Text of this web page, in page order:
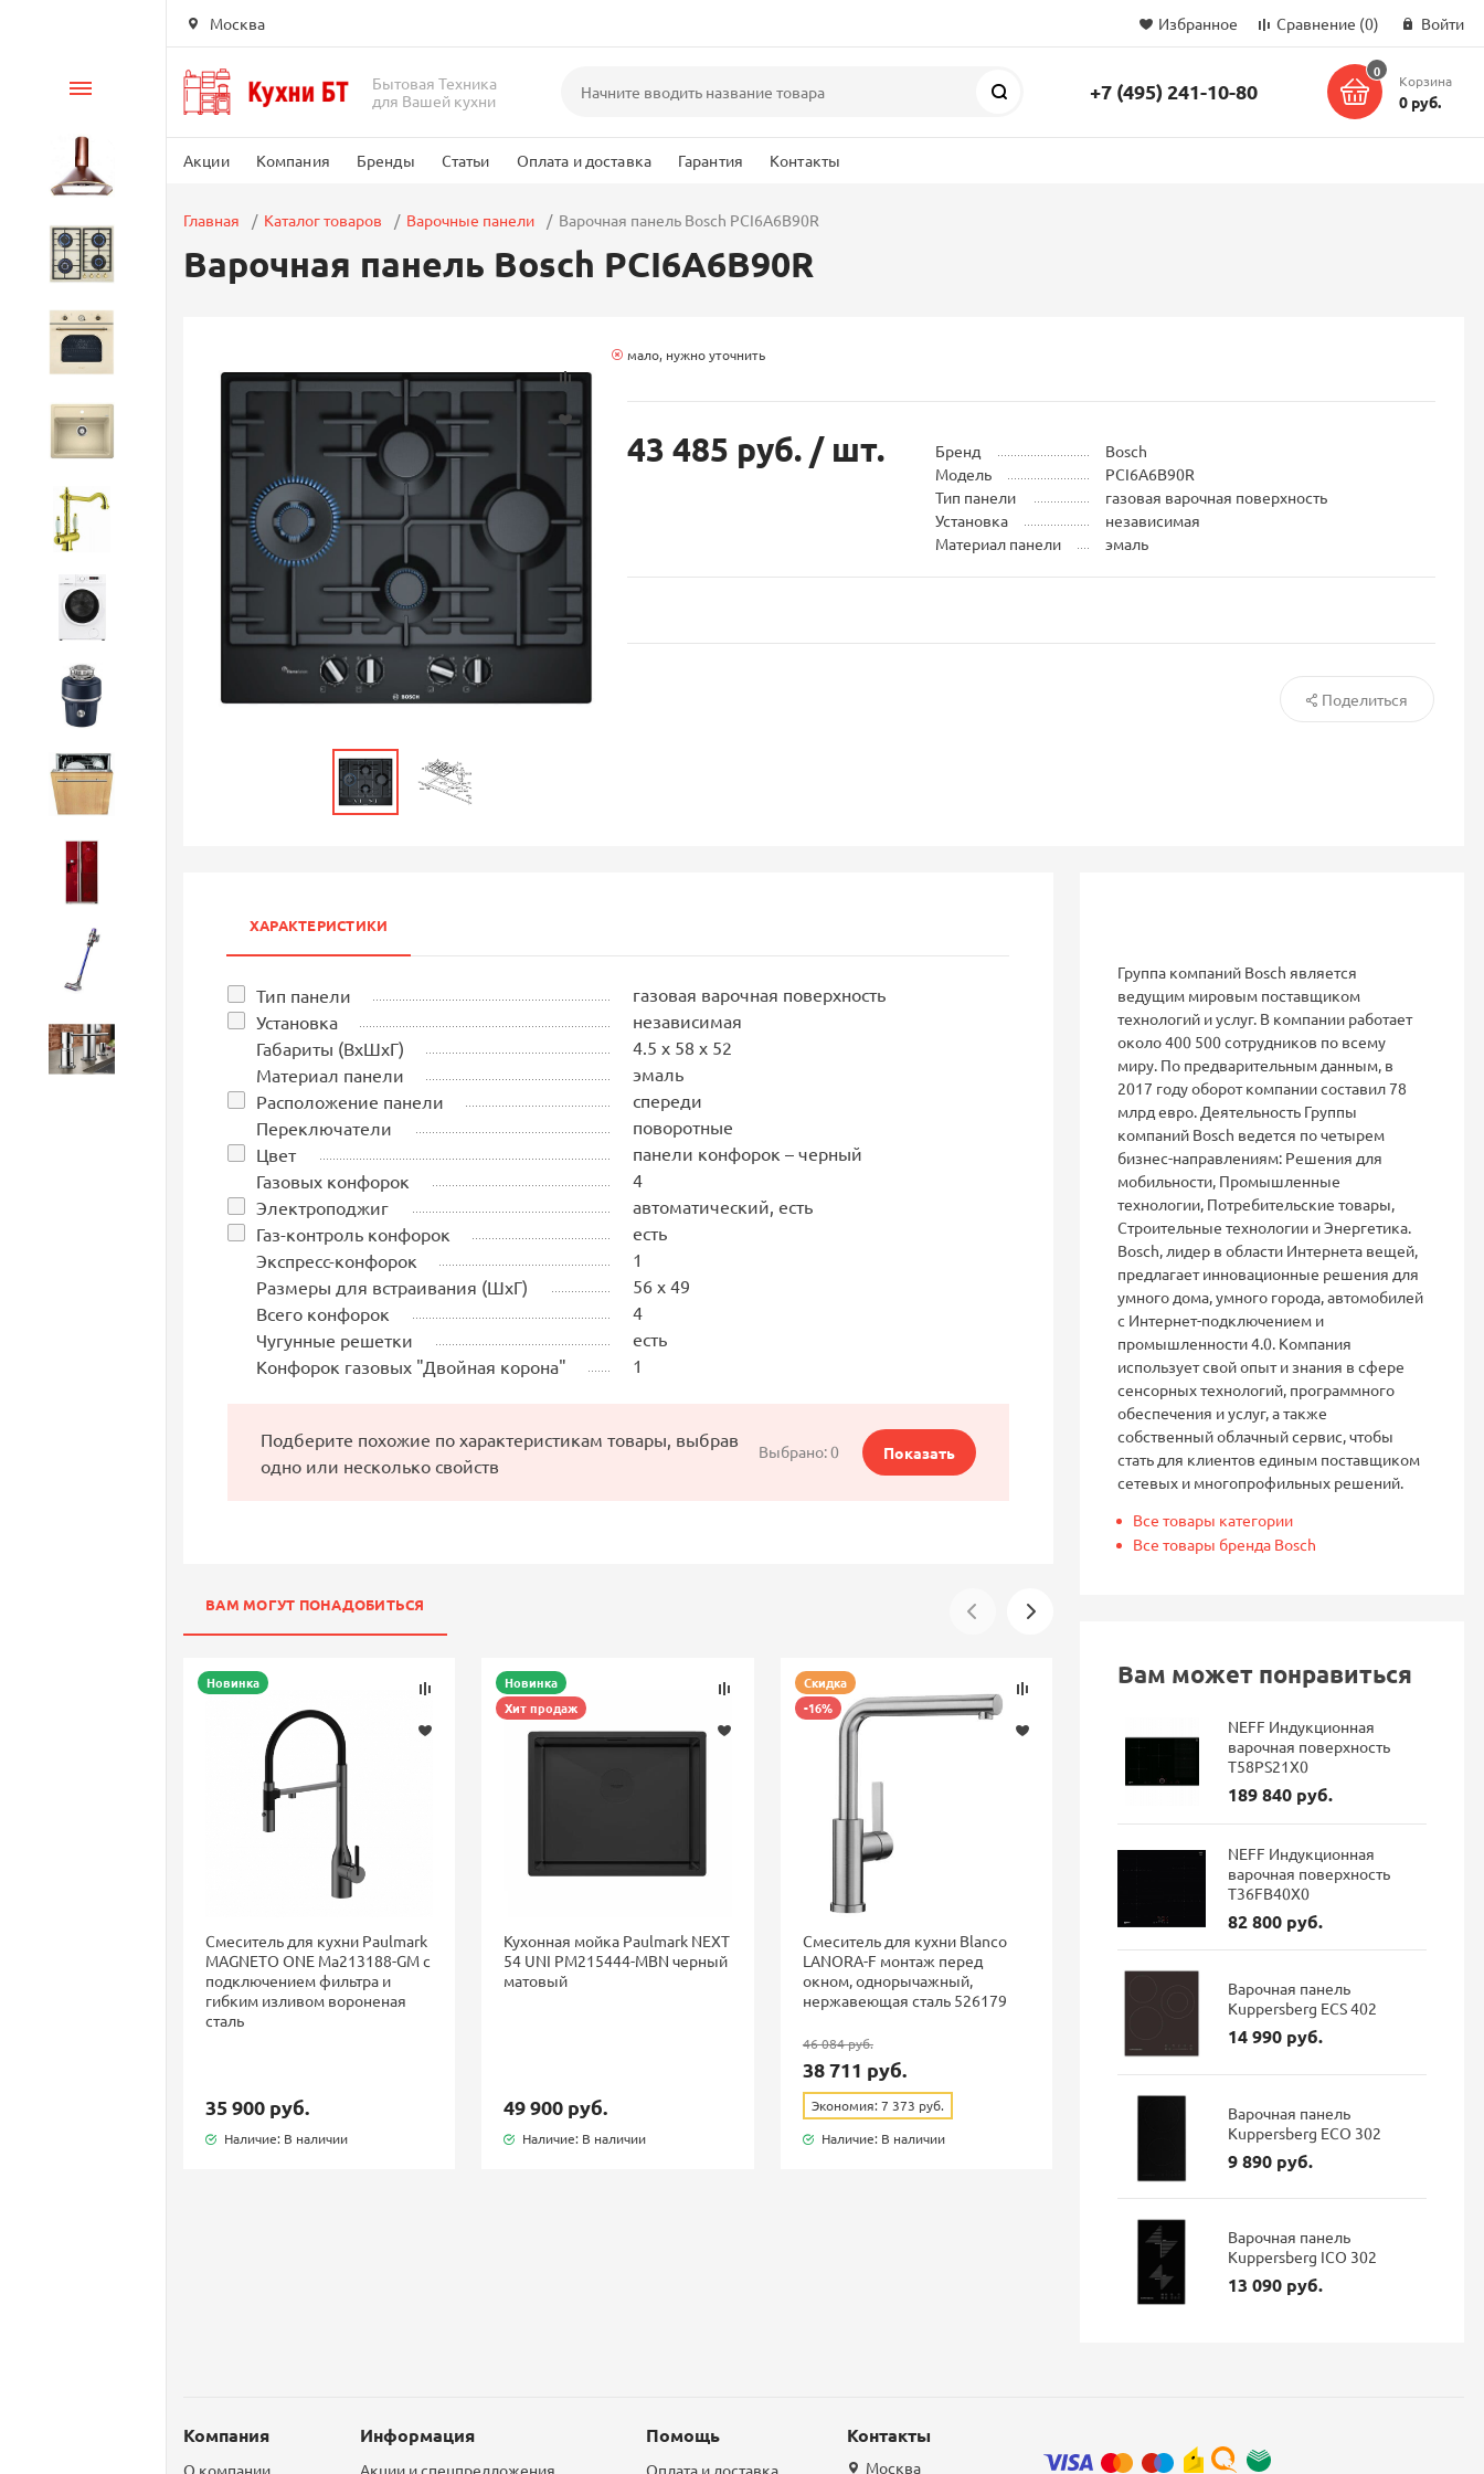
Москва Избранное Сравнение (0) Войти
Бытовая Техника
для Вашей кухни
Поиск +7 (495) 241-10-80
0
Корзина
0 руб.
Акции Компания Бренды Статьи Оплата и доставка Гарантия Контакты
Каталог
Вытяжки
Варочные панели
Кухонные мойки
Бытовая техника
Главная Каталог товаров Варочные панели Варочная панель Bosch PCI6A6B90R
Варочная панель Bosch PCI6A6B90R
мало, нужно уточнить
43 485 руб. / шт. Бренд
Bosch
Модель
PCI6A6B90R
Тип панели
газовая варочная поверхность
Установка
независимая
Материал панели
эмаль
Поделиться
ХАРАКТЕРИСТИКИ
Тип панели
газовая варочная поверхность
Установка
независимая
Габариты (ВхШхГ)
4.5 x 58 x 52
Материал панели
эмаль
Расположение панели
спереди
Переключатели
поворотные
Цвет
панели конфорок – черный
Газовых конфорок
4
Электроподжиг
автоматический, есть
Газ-контроль конфорок
есть
Экспресс-конфорок
1
Размеры для встраивания (ШхГ)
56 x 49
Всего конфорок
4
Чугунные решетки
есть
Конфорок газовых "Двойная корона"
1
Подберите похожие по характеристикам товары, выбрав
одно или несколько свойств
Выбрано:0 Показать
ВАМ МОГУТ ПОНАДОБИТЬСЯ
Новинка
Смеситель для кухни Paulmark
MAGNETO ONE Ma213188-GM с
подключением фильтра и
гибким изливом вороненая
сталь
35 900 руб.
Наличие: В наличии
Новинка
Хит продаж
Кухонная мойка Paulmark NEXT
54 UNI PM215444-MBN черный
матовый
49 900 руб.
Наличие: В наличии
Скидка
-16%
Смеситель для кухни Blanco
LANORA-F монтаж перед
окном, однорычажный,
нержавеющая сталь 526179
46 084 руб.
38 711 руб.
Экономия: 7 373 руб.
Наличие: В наличии
Скидка
фильтра Dark steel 527737
114 687 руб.
96 337 руб.
Экономия: 18 350 руб.
Наличие: В наличии
Новинка
Группа компаний Bosch является
ведущим мировым поставщиком
технологий и услуг. В компании работает
около 400 500 сотрудников по всему
миру. По предварительным данным, в
2017 году оборот компании составил 78
млрд евро. Деятельность Группы
компаний Bosch ведется по четырем
бизнес-направлениям: Решения для
мобильности, Промышленные
технологии, Потребительские товары,
Строительные технологии и Энергетика.
Bosch, лидер в области Интернета вещей,
предлагает инновационные решения для
умного дома, умного города, автомобилей
с Интернет-подключением и
промышленности 4.0. Компания
использует свой опыт и знания в сфере
сенсорных технологий, программного
обеспечения и услуг, а также
собственный облачный сервис, чтобы
стать для клиентов единым поставщиком
сетевых и многопрофильных решений.
Все товары категории
Все товары бренда Bosch
Вам может понравиться
NEFF Индукционная
варочная поверхность
T58PS21X0
189 840 руб.
NEFF Индукционная
варочная поверхность
T36FB40X0
82 800 руб.
Варочная панель
Kuppersberg ECS 402
14 990 руб.
Варочная панель
Kuppersberg ECO 302
9 890 руб.
Варочная панель
Kuppersberg ICO 302
13 090 руб.
Компания
О компании
Информация
Акции и спецпредложения
Помощь
Оплата и доставка
Контакты
Москва